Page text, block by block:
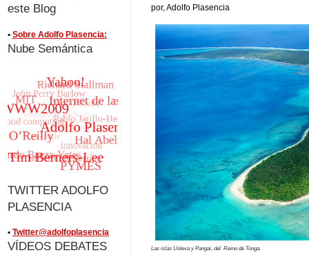
por, Adolfo Plasencia
Las islas Uoleva y Pangai, del Reino de Tonga.
este Blog
• Sobre Adolfo Plasencia:
Nube Semántica
TWITTER ADOLFO
PLASENCIA
• Twitter@adolfoplasencia
VÍDEOS DEBATES